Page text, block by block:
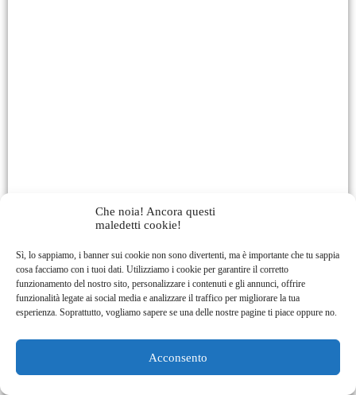
Che noia! Ancora questi
maledetti cookie!
Sì, lo sappiamo, i banner sui cookie non sono divertenti, ma è importante che tu sappia
cosa facciamo con i tuoi dati. Utilizziamo i cookie per garantire il corretto
funzionamento del nostro sito, personalizzare i contenuti e gli annunci, offrire
funzionalità legate ai social media e analizzare il traffico per migliorare la tua
esperienza. Soprattutto, vogliamo sapere se una delle nostre pagine ti piace oppure no.
Acconsento